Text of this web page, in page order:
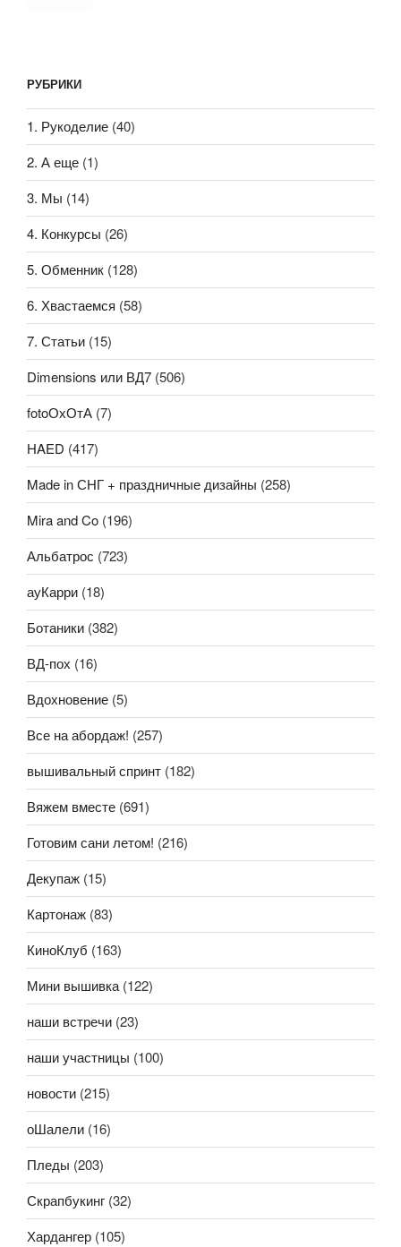
РУБРИКИ
1. Рукоделие (40)
2. А еще (1)
3. Мы (14)
4. Конкурсы (26)
5. Обменник (128)
6. Хвастаемся (58)
7. Статьи (15)
Dimensions или ВД7 (506)
fotoОхОтА (7)
HAED (417)
Made in СНГ + праздничные дизайны (258)
Mira and Co (196)
Альбатрос (723)
ауКарри (18)
Ботаники (382)
ВД-пох (16)
Вдохновение (5)
Все на абордаж! (257)
вышивальный спринт (182)
Вяжем вместе (691)
Готовим сани летом! (216)
Декупаж (15)
Картонаж (83)
КиноКлуб (163)
Мини вышивка(122)
наши встречи (23)
наши участницы (100)
новости (215)
оШалели (16)
Пледы (203)
Скрапбукинг (32)
Хардангер (105)